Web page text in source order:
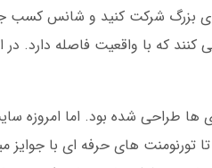
بزرگ شرکت کنید و شانس کسب
که با واقعیت فاصله دارد. در
ای ها طراحی شده بود. اما
تورنومنت های حرفه ای با